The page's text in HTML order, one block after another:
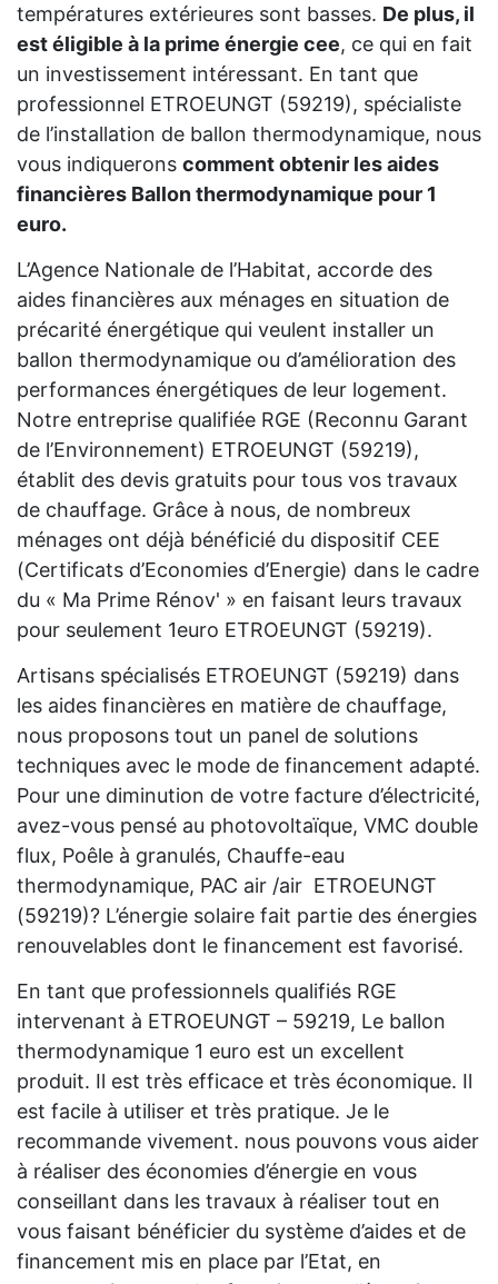
températures extérieures sont basses. De plus, il
est éligible à la prime énergie cee, ce qui en fait
un investissement intéressant. En tant que
professionnel ETROEUNGT (59219), spécialiste
de l’installation de ballon thermodynamique, nous
vous indiquerons comment obtenir les aides
financières Ballon thermodynamique pour 1
euro.
L’Agence Nationale de l’Habitat, accorde des
aides financières aux ménages en situation de
précarité énergétique qui veulent installer un
ballon thermodynamique ou d’amélioration des
performances énergétiques de leur logement.
Notre entreprise qualifiée RGE (Reconnu Garant
de l’Environnement) ETROEUNGT (59219),
établit des devis gratuits pour tous vos travaux
de chauffage. Grâce à nous, de nombreux
ménages ont déjà bénéficié du dispositif CEE
(Certificats d’Economies d’Energie) dans le cadre
du « Ma Prime Rénov' » en faisant leurs travaux
pour seulement 1euro ETROEUNGT (59219).
Artisans spécialisés ETROEUNGT (59219) dans
les aides financières en matière de chauffage,
nous proposons tout un panel de solutions
techniques avec le mode de financement adapté.
Pour une diminution de votre facture d’électricité,
avez-vous pensé au photovoltaïque, VMC double
flux, Poêle à granulés, Chauffe-eau
thermodynamique, PAC air /air ETROEUNGT
(59219)? L’énergie solaire fait partie des énergies
renouvelables dont le financement est favorisé.
En tant que professionnels qualifiés RGE
intervenant à ETROEUNGT – 59219, Le ballon
thermodynamique 1 euro est un excellent
produit. Il est très efficace et très économique. Il
est facile à utiliser et très pratique. Je le
recommande vivement. nous pouvons vous aider
à réaliser des économies d’énergie en vous
conseillant dans les travaux à réaliser tout en
vous faisant bénéficier du système d’aides et de
financement mis en place par l’Etat, en